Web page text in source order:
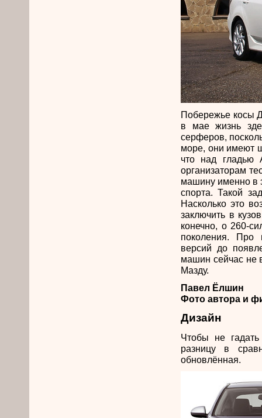
Побережье косы
в мае жизнь
серферов,
море, они имеют
что над гладью
организаторам
машину именно в
спорта. Такой
Насколько это
заключить в
конечно, о 260-
поколения. Про
версий до
машин сейчас не
Мазду.
Павел Ёлшин
Фото автора и
Дизайн
Чтобы не
разницу в
обновлённая.